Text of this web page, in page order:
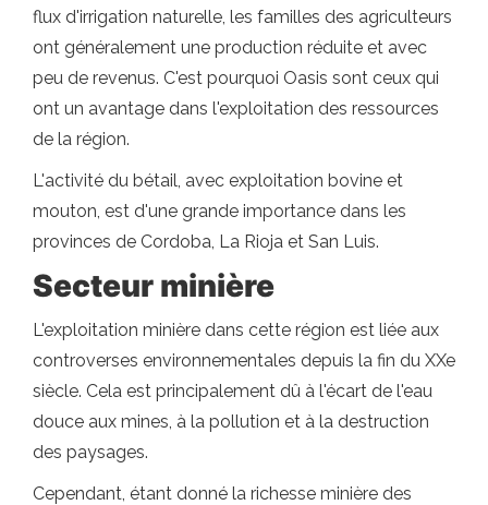
flux d'irrigation naturelle, les familles des agriculteurs
ont généralement une production réduite et avec
peu de revenus. C'est pourquoi Oasis sont ceux qui
ont un avantage dans l'exploitation des ressources
de la région.
L'activité du bétail, avec exploitation bovine et
mouton, est d'une grande importance dans les
provinces de Cordoba, La Rioja et San Luis.
Secteur minière
L'exploitation minière dans cette région est liée aux
controverses environnementales depuis la fin du XXe
siècle. Cela est principalement dû à l'écart de l'eau
douce aux mines, à la pollution et à la destruction
des paysages.
Cependant, étant donné la richesse minière des